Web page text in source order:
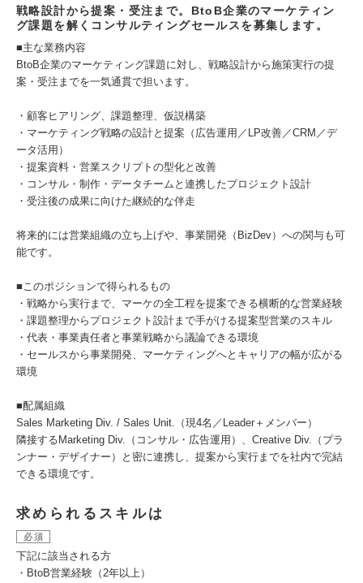
戦略設計から提案・受注まで。BtoB企業のマーケティン
グ課題を解くコンサルティングセールスを募集します。
■主な業務内容
BtoB企業のマーケティング課題に対し、戦略設計から施策実行の提
案・受注までを一気通貫で担います。
・顧客ヒアリング、課題整理、仮説構築
・マーケティング戦略の設計と提案（広告運用／LP改善／CRM／デ
ータ活用）
・提案資料・営業スクリプトの型化と改善
・コンサル・制作・データチームと連携したプロジェクト設計
・受注後の成果に向けた継続的な伴走
将来的には営業組織の立ち上げや、事業開発（BizDev）への関与も可
能です。
■このポジションで得られるもの
・戦略から実行まで、マーケの全工程を提案できる横断的な営業経験
・課題整理からプロジェクト設計まで手がける提案型営業のスキル
・代表・事業責任者と事業戦略から議論できる環境
・セールスから事業開発、マーケティングへとキャリアの幅が広がる
環境
■配属組織
Sales Marketing Div. / Sales Unit.（現4名／Leader＋メンバー）
隣接するMarketing Div.（コンサル・広告運用）、Creative Div.（プラ
ンナー・デザイナー）と密に連携し、提案から実行までを社内で完結
できる環境です。
求められるスキルは
必須
下記に該当される方
・BtoB営業経験（2年以上）